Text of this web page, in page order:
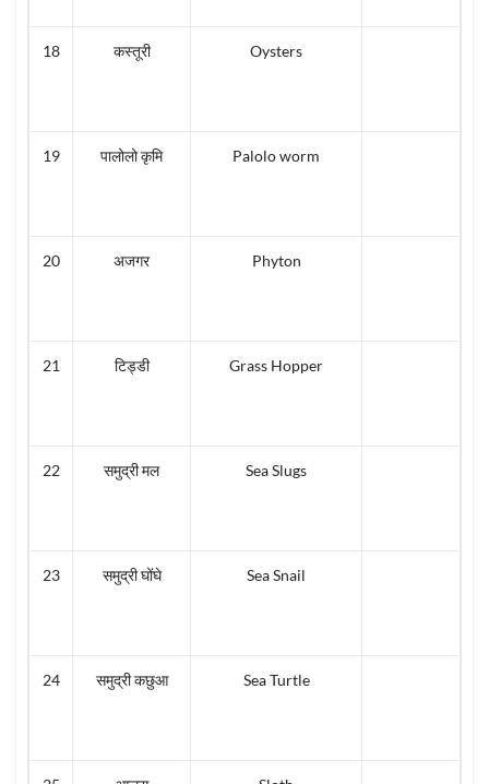
18 कस्तूरी Oysters
19 पालोलो कृमि Palolo worm
20 अजगर Phyton
21 टिड्डी Grass Hopper
22 समुद्री मल Sea Slugs
23 समुद्री घोंघे Sea Snail
24 समुद्री कछुआ Sea Turtle